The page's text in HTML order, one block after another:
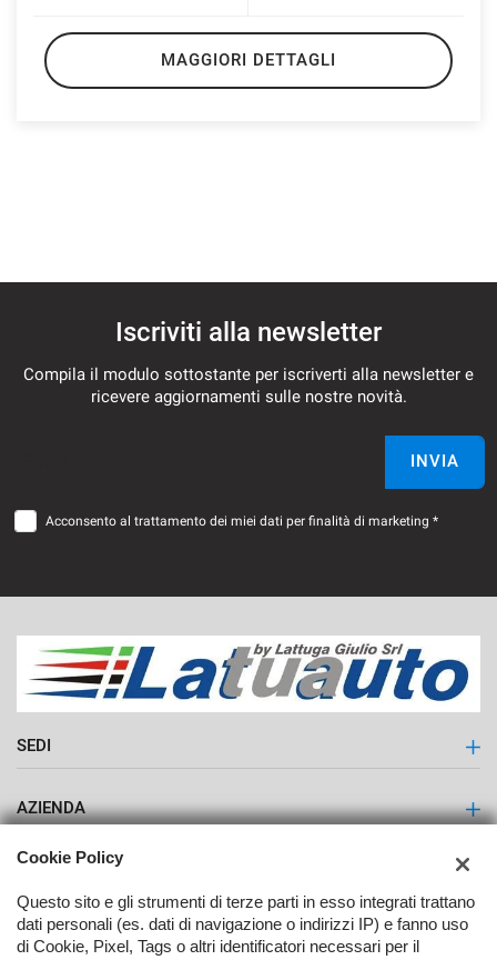
MAGGIORI DETTAGLI
Iscriviti alla newsletter
Compila il modulo sottostante per iscriverti alla newsletter e
ricevere aggiornamenti sulle nostre novità.
INVIA
Acconsento al trattamento dei miei dati per finalità di marketing *
SEDI
AZIENDA
Contatti
Cookie Policy
Questo sito e gli strumenti di terze parti in esso integrati trattano
dati personali (es. dati di navigazione o indirizzi IP) e fanno uso
di Cookie, Pixel, Tags o altri identificatori necessari per il